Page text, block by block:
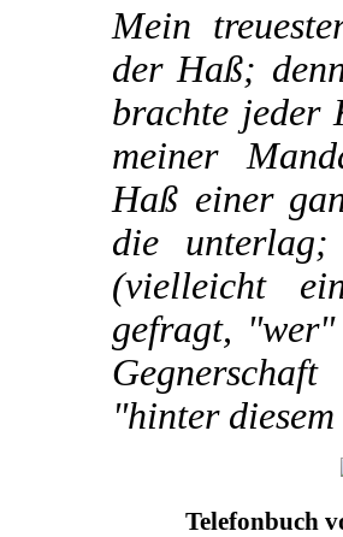
Mein
der Haß;
brachte jeder
meiner
Haß einer
die
(vielleicht
gefragt,
"hinter
Telefonbuch